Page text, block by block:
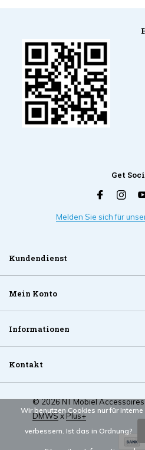
Get
Melden Sie sich für
Kundendienst
Mein Konto
Informationen
Kontakt
© 2026 NT Mobiel
DMWSxPlus+
Wir benutzen Cookies nur für
verbessern. Ist das in Ordnung?